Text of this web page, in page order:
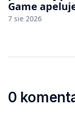
Game
7 sie 2026
0